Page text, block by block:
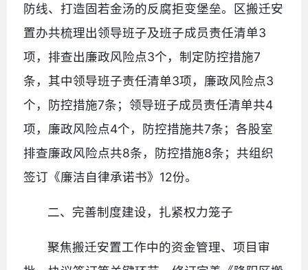
防线、打造固若金汤的反腐拒变堡垒。区搬迁安
置办共梳理出领导班子及班子成员责任清单3
项，排查出廉政风险点3个，制定防控措施7
条，其中领导班子责任清单3项，廉政风险点3
个，防控措施7条；领导班子成员责任清单共4
项，廉政风险点4个，防控措施共7条；各股室
排查廉政风险点共8条，防控措施8条；共组织
签订《廉洁自律承诺书》12份。
二、完善制度建设，扎紧权力笼子
聚焦搬迁安置工作中的资金管理、项目审